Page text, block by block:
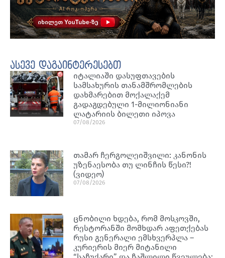
ასევე დაგაინტერესებთ
იტალიაში დასუფთავების
სამსახურის თანამშრომლების
დახმარებით მოქალაქემ
გადაგდებული 1-მილიონიანი
ლატარიის ბილეთი იპოვა
07/08/2026
თამარ ჩერგოლეიშვილი: კანონის
უზენაესობა თუ ლინჩის წესი?!
(ვიდეო)
07/08/2026
ცნობილი ხდება, რომ მოსკოვში,
რესტორანში მომხდარ აფეთქებას
რუსი გენერალი ემსხვერპლა –
კურიერის მიერ მიტანილი